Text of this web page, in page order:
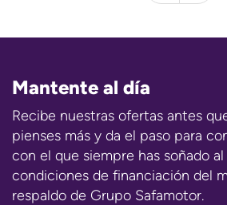
Mantente al día
Recibe nuestras ofertas antes
pienses más y da el paso para
con el que siempre has soñado
condiciones de financiación del
respaldo de Grupo Safamotor.